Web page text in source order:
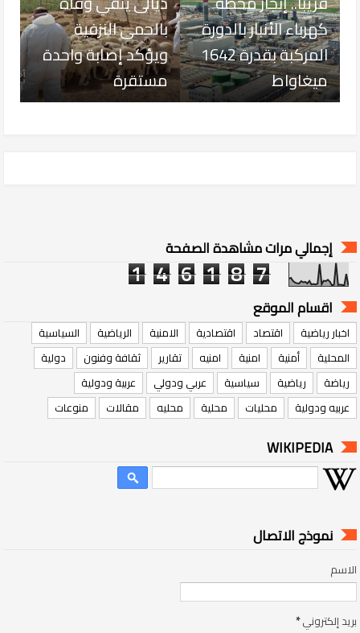
كهرباء الأنبار بالدورة
المركبة بقدرة 1642
ميغاواط
بالحمى النزفية
ويؤكد إصابة واحدة
مستقرة
إجمالي مرات مشاهدة الصفحة
1 4 6 1 8 7
اقسام الموقع
اخبار رياضية اقتصاد اقتصادية الامنية الرياضية
السياسية
المحلية
أمنية امنية امنيه تقارير ثقافة وفنون
دولية
رياضة
رياضية سياسية عربي ودولي
عربية ودولية
عربيه ودولية
محليات محلية محليه مقالات منوعات
WIKIPEDIA
نموذج الاتصال
الاسم
بريد إلكتروني*